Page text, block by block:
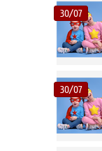
30/07
30/07